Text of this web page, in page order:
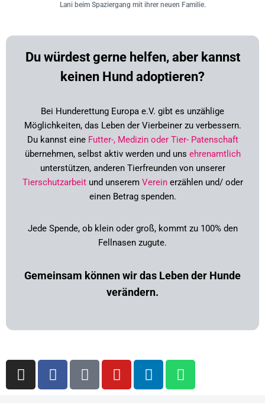
Lani beim Spaziergang mit ihrer neuen Familie.
Du würdest gerne helfen, aber kannst
keinen Hund adoptieren?
Bei Hunderettung Europa e.V. gibt es unzählige
Möglichkeiten, das Leben der Vierbeiner zu verbessern.
Du kannst eine Futter-, Medizin oder Tier- Patenschaft
übernehmen, selbst aktiv werden und uns ehrenamtlich
unterstützen, anderen Tierfreunden von unserer
Tierschutzarbeitund unserem Vereinerzählen und/ oder
einen Betrag spenden.
Jede Spende, ob klein oder groß, kommt zu 100% den
Fellnasen zugute.
Gemeinsam können wir das Leben der Hunde
verändern.